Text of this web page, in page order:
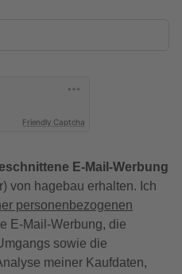
Friendly Captcha
E-Mail-Werbung
von hagebau erhalten. Ich
personenbezogenen
E-Mail-Werbung, die
sowie die
meiner Kaufdaten,